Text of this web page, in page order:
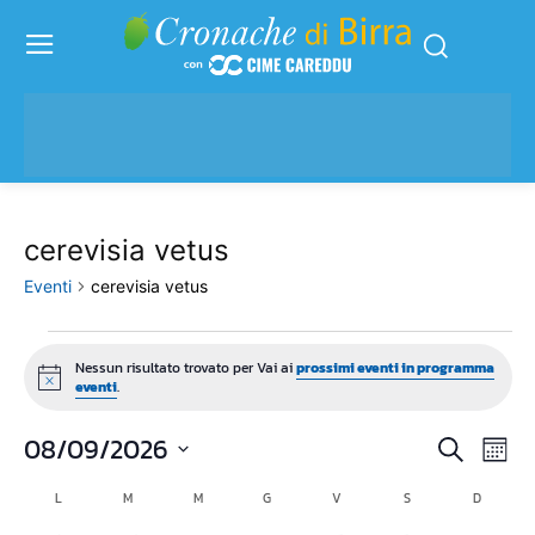
cerevisia vetus
Eventi cerevisia vetus
Eventi
Notice
Nessun risultato trovato per Vai aiprossimi eventi in programma
eventi.
Eventi
CercaMese
08/09/2026
data.
Calendario
LLUNEDÌ M MMERCOLEDÌ
G V SSABATO D